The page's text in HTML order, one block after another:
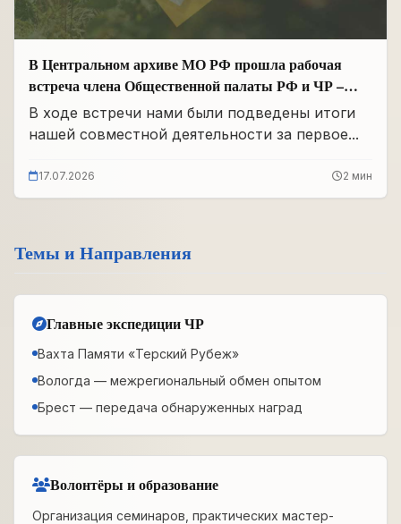
В Центральном архиве МО РФ прошла рабочая
встреча члена Общественной палаты РФ и ЧР –
Руководителя Регионального отделения «Поисковое
движение России» в ЧР Иса Сардалов с
Панковым
В ходе встречи нами были подведены итоги
нашей совместной деятельности за первое...
17.07.2026 2 мин
Темы и Направления
Главные экспедиции ЧР
Вахта Памяти «Терский Рубеж»
Вологда — межрегиональный обмен опытом
Брест — передача обнаруженных наград
Волонтёры и образование
Организация семинаров, практических мастер-